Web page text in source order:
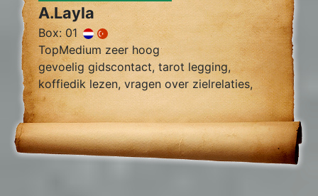
A.Layla
Box: 01
TopMedium zeer hoog
gevoelig gidscontact, tarot legging,
koffiedik lezen, vragen over zielrelaties,
werk, financiën wegnemen van blokkades,
relatie herstel